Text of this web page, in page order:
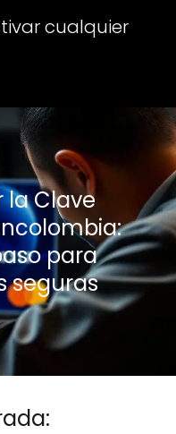
cualquier
la Clave
para
seguras